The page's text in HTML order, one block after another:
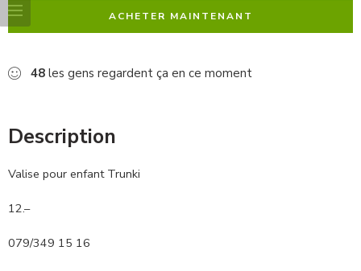
ACHETER MAINTENANT
48 les gens regardent ça en ce moment
Description
Valise pour enfant Trunki
12.–
079/349 15 16